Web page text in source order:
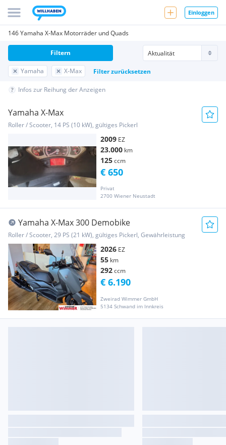
Einloggen
146 Yamaha X-Max Motorräder und Quads
Yamaha X-Max Filter zurücksetzen
Filtern
Infos zur Reihung der Anzeigen
Yamaha X-Max
Roller / Scooter, 14 PS (10 kW), gültiges Pickerl
2009 EZ
23.000 km
125ccm
Privat
2700 Wiener Neustadt
€ 650
Yamaha X-Max 300 Demobike
Roller / Scooter, 29 PS (21 kW), gültiges Pickerl, Gewährleistung
2026 EZ
55 km
292ccm
Zweirad Wimmer GmbH
5134 Schwand im Innkreis
€ 6.190